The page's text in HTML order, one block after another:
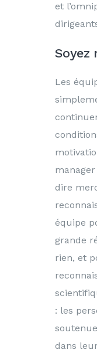
et
Soyez
Les
dire
équipe
grande
rien, et
: les
dans